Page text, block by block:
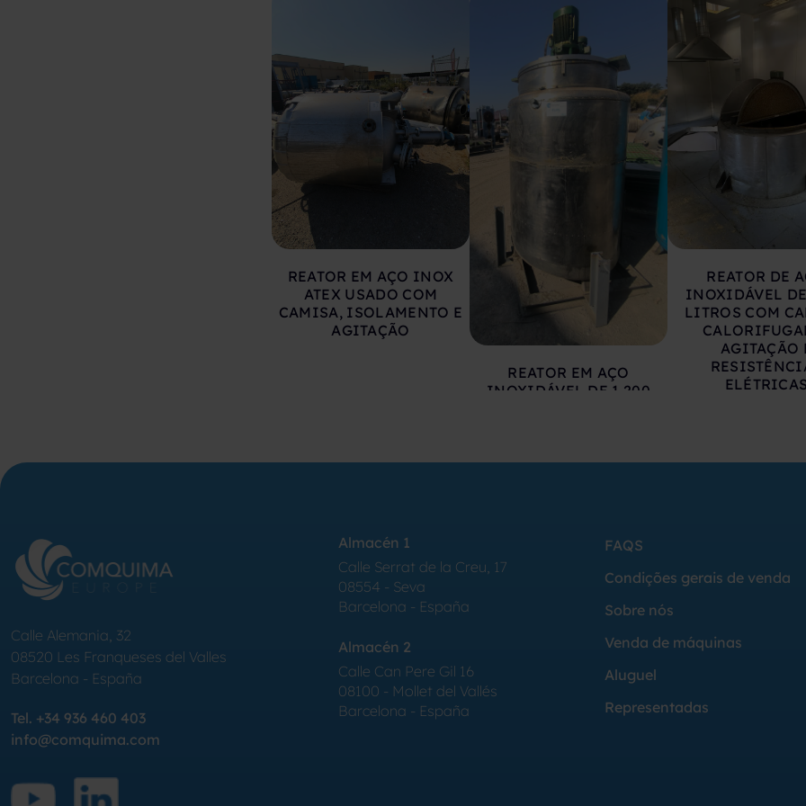
REATOR EM AÇO INOX
ATEX USADO COM
CAMISA, ISOLAMENTO E
AGITAÇÃO
REATOR EM AÇO
INOXIDÁVEL DE 1.200
RESISTÊNCIAS
REATOR DE
INOXIDÁVEL
LITROS COM
AGITAÇÃO
ELÉTRICAS
Calle Alemania, 32
08520 Les Franqueses del Valles
Barcelona - España
Tel. +34 936 460 403
info@comquima.com
Almacén 1
Calle Serrat de la Creu, 17
08554 - Seva
Barcelona - España
Almacén 2
Calle Can Pere Gil 16
08100 - Mollet del Vallés
Barcelona - España
FAQS
Condições gerais de venda
Sobre nós
Venda de máquinas
Aluguel
Representadas